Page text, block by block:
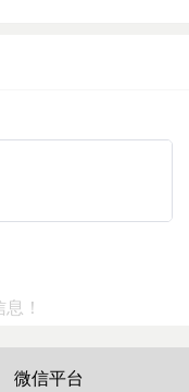
！
微信平台